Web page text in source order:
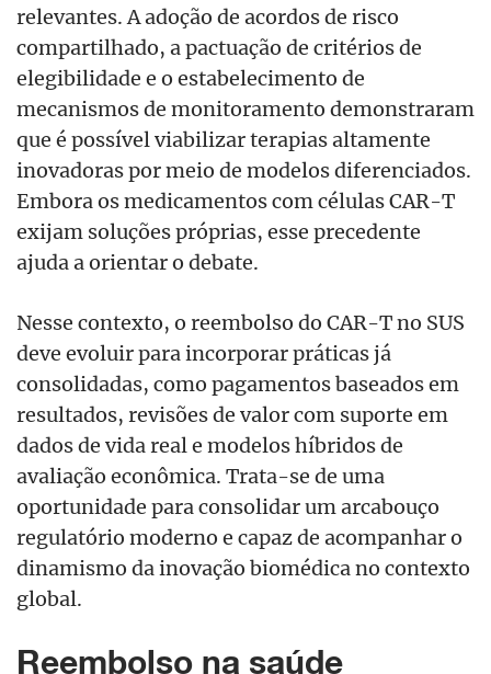
relevantes. A adoção de acordos de risco
compartilhado, a pactuação de critérios de
elegibilidade e o estabelecimento de
mecanismos de monitoramento demonstraram
que é possível viabilizar terapias altamente
inovadoras por meio de modelos diferenciados.
Embora os medicamentos com células CAR-T
exijam soluções próprias, esse precedente
ajuda a orientar o debate.
Nesse contexto, o reembolso do CAR-T no SUS
deve evoluir para incorporar práticas já
consolidadas, como pagamentos baseados em
resultados, revisões de valor com suporte em
dados de vida real e modelos híbridos de
avaliação econômica. Trata-se de uma
oportunidade para consolidar um arcabouço
regulatório moderno e capaz de acompanhar o
dinamismo da inovação biomédica no contexto
global.
Reembolso na saúde